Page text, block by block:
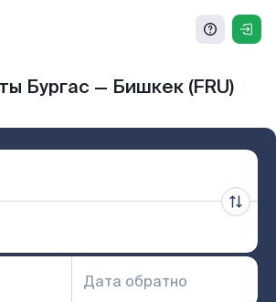
Бургас — Бишкек (FRU)